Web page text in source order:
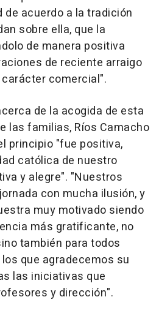
acuerdo a la tradición
sobre ella, que la
de manera positiva
de reciente arraigo
comercial".
de la acogida de esta
las familias, Ríos Camacho
principio "fue positiva,
católica de nuestro
y alegre". "Nuestros
con mucha ilusión, y
muy motivado siendo
más gratificante, no
también para todos
que agradecemos su
las iniciativas que
y dirección".